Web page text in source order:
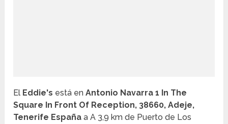
El Eddie's está enAntonio Navarra 1 In The
Square In Front Of Reception, 38660, Adeje,
Tenerife España a A 3,9 km de Puerto de Los